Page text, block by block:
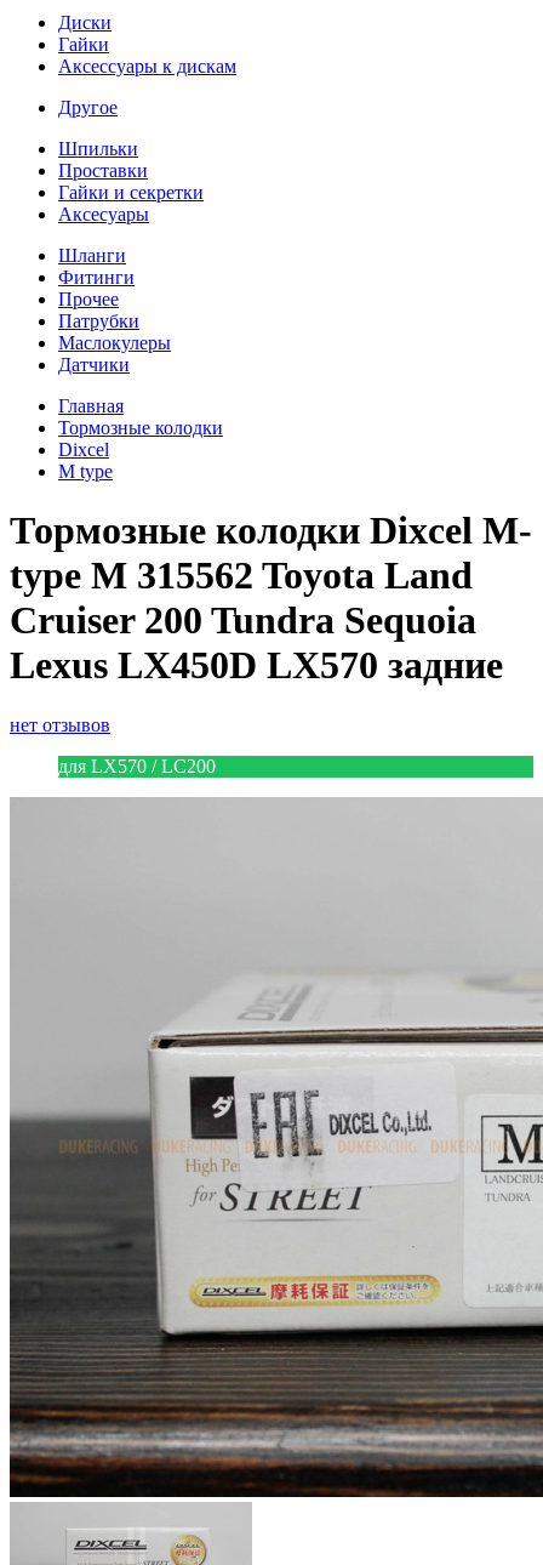
Диски
Гайки
Аксессуары к дискам
Другое
Шпильки
Проставки
Гайки и секретки
Аксесуары
Шланги
Фитинги
Прочее
Патрубки
Маслокулеры
Датчики
Главная
Тормозные колодки
Dixcel
M type
Тормозные колодки Dixcel M-
type M 315562 Toyota Land
Cruiser 200 Tundra Sequoia
Lexus LX450D LX570 задние
нет отзывов
для LX570 / LC200